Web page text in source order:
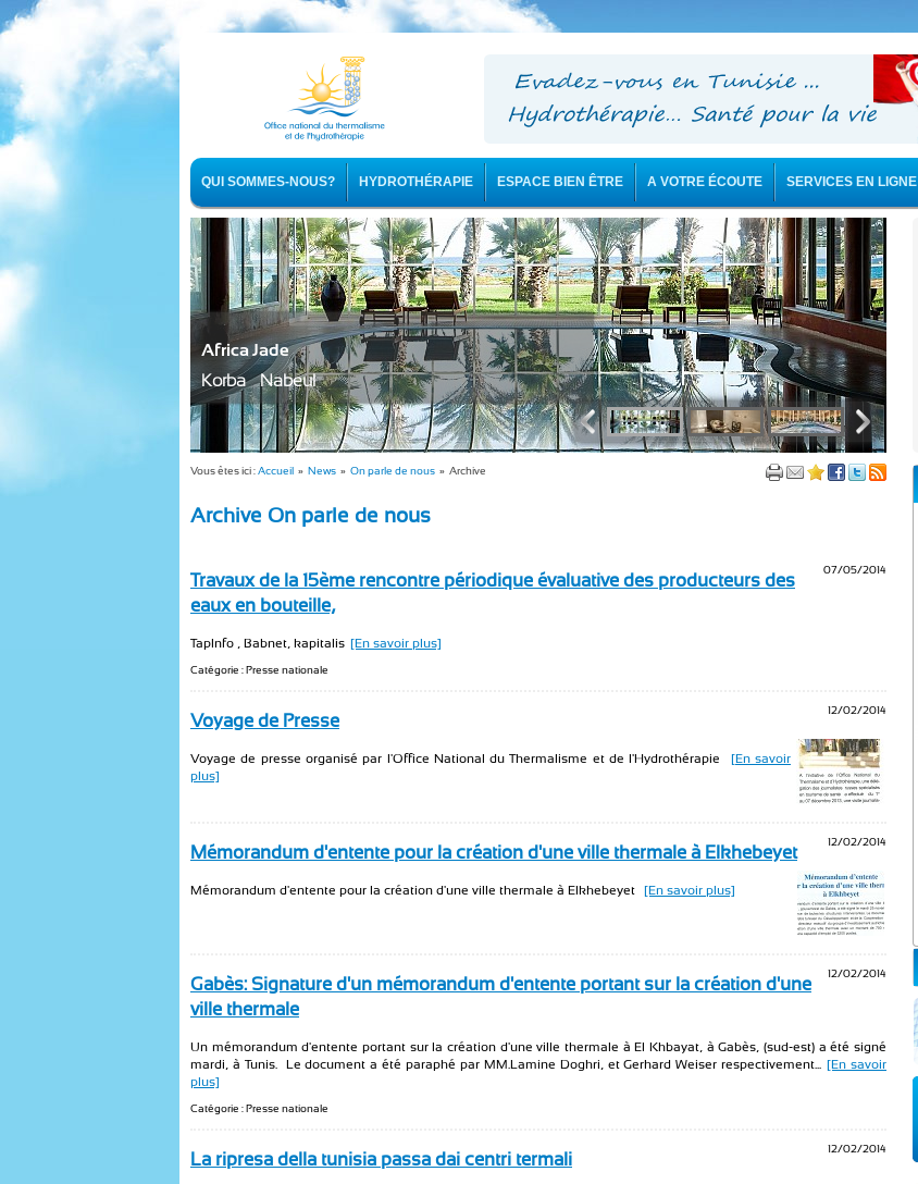
QUI SOMMES-NOUS? HYDROTHÉRAPIE ESPACE BIEN ÊTRE A VOTRE ÉCOUTE SERVICES EN LIGNE
Africa Jade
Korba - Nabeul
Vous êtes ici :Accueil » News » On parle de nous » Archive
Archive On parle de nous
07/05/2014
Travaux de la 15ème rencontre périodique évaluative des producteurs des
eaux en bouteille,
TapInfo , Babnet, kapitalis [En savoir plus]
Catégorie : Presse nationale
12/02/2014
Voyage de Presse
Voyage de presse organisé par l'Office National du Thermalisme et de l'Hydrothérapie
[En savoir
plus]
12/02/2014
Mémorandum d'entente pour la création d'une ville thermale à Elkhebeyet
Mémorandum d'entente pour la création d'une ville thermale à Elkhebeyet [En savoir plus]
12/02/2014
Gabès: Signature d'un mémorandum d'entente portant sur la création d'une
ville thermale
Un mémorandum d'entente portant sur la création d'une ville thermale à El Khbayat, à Gabès, (sud-est) a été signé
mardi, à Tunis. Le document a été paraphé par MM.Lamine Doghri, et Gerhard Weiser respectivement... [En savoir
plus]
Catégorie : Presse nationale
12/02/2014
La ripresa della tunisia passa dai centri termali